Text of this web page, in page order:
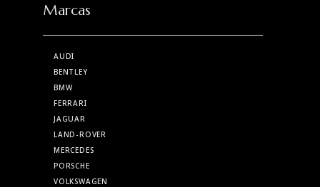
Marcas
AUDI
BENTLEY
BMW
FERRARI
JAGUAR
LAND-ROVER
MERCEDES
PORSCHE
VOLKSWAGEN